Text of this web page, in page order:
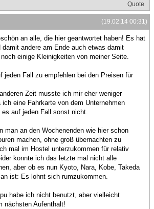
Quote
(19.02.14 00:31)
an alle, die hier geantwortet haben! Es hat
andere am Ende auch etwas damit
einige Kleinigkeiten von meiner Seite.
jeden Fall zu empfehlen bei den Preisen für
Zeit musste ich mir eher weniger
eine Fahrkarte von dem Unternehmen
auf jeden Fall sonst nicht.
man an den Wochenenden wie hier schon
machen, ohne groß übernachten zu
mal im Hostel unterzukommen für relativ
konnte ich das letzte mal nicht alle
aber ob es nun Kyoto, Nara, Kobe, Takeda
ist: Es lohnt sich rumzukommen.
habe ich nicht benutzt, aber vielleicht
nächsten Aufenthalt!